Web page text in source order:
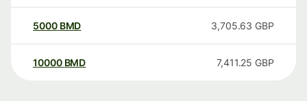
5000 BMD 3,705.63 GBP
10000 BMD 7,411.25 GBP